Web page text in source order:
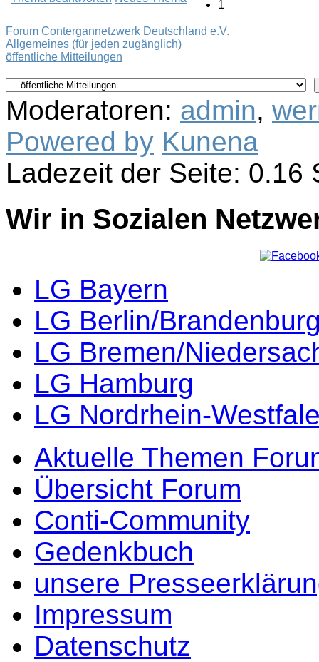
1
Forum Contergannetzwerk Deutschland e.V.
Allgemeines (für jeden zugänglich)
öffentliche Mitteilungen
Moderatoren: admin,
Powered by Kunena
Ladezeit der Seite: 0.16
Wir in Sozialen
LG Bayern
LG Berlin/
LG Bremen/
LG Hamburg
LG Nordrhein-
Aktuelle Themen
Übersicht Forum
Conti-Community
Gedenkbuch
unsere
Impressum
Datenschutz